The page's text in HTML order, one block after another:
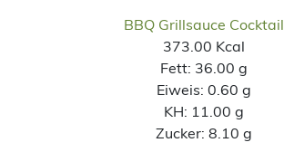
BBQ Grillsauce Cocktail
373.00 Kcal
Fett: 36.00 g
Eiweis: 0.60 g
KH: 11.00 g
Zucker: 8.10 g